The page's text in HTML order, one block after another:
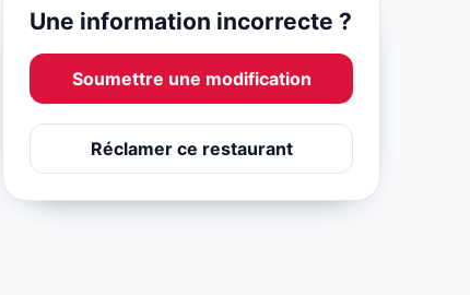
Une information incorrecte ?
Soumettre une modification
Réclamer ce restaurant